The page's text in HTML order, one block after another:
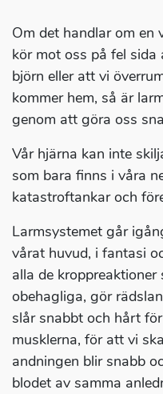
Om det handlar om en
kör mot oss på fel sida
björn eller att vi
kommer hem, så är
genom att göra oss
Vår hjärna kan inte
som bara finns i våra
katastroftankar och
Larmsystemet går
vårat huvud, i fantasi
alla de
obehagliga, gör
slår snabbt och hårt
musklerna, för att vi
andningen blir snabb
blodet av samma